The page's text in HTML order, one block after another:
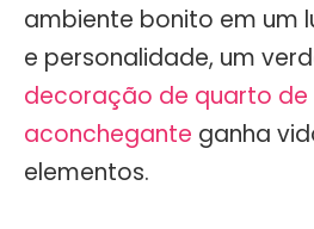
ambiente bonito em um
e personalidade, um
decoração de quarto de
aconchegante ganha
elementos.